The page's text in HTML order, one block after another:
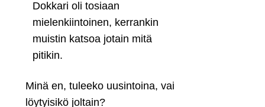
Dokkari oli tosiaan
mielenkiintoinen, kerrankin
muistin katsoa jotain mitä
pitikin.
Minä en, tuleeko uusintoina, vai
löytyisikö joltain?